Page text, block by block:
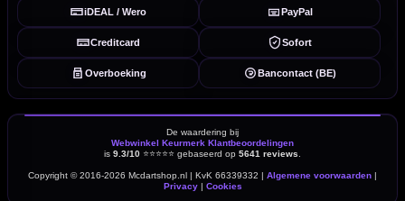
iDEAL / Wero PayPal
Creditcard Sofort
Overboeking Bancontact (BE)
De waardering bij
Webwinkel Keurmerk Klantbeoordelingen
is 9.3/10 ⭐⭐⭐⭐⭐ gebaseerd op 5641 reviews
Copyright © 2016-2026 Mcdartshop.nl | KvK 66339332 | Algemene voorwaarden |
Privacy| Cookies